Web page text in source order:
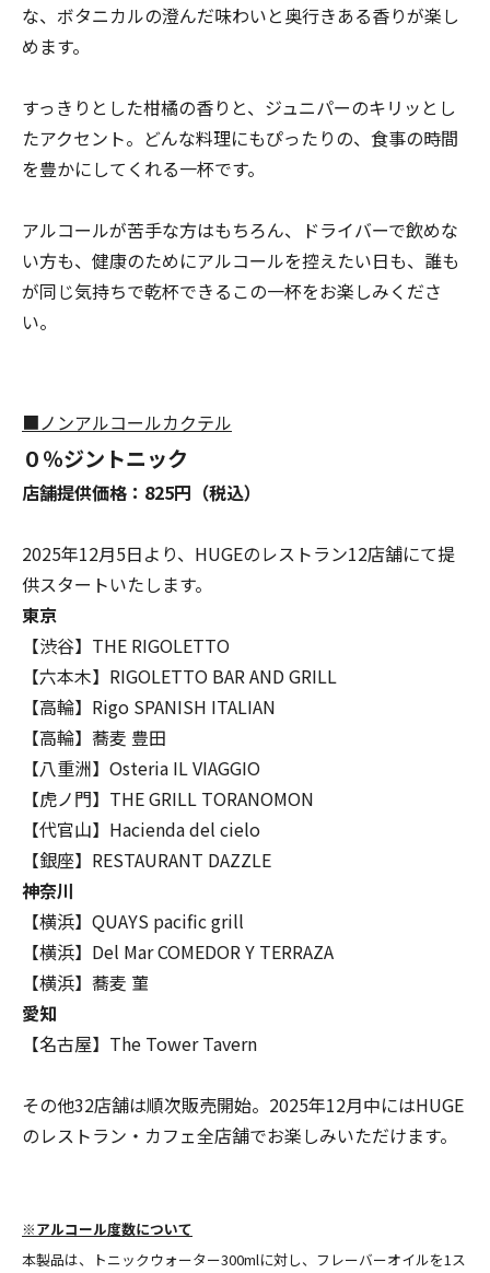
な、ボタニカルの澄んだ味わいと奥行きある香りが楽し
めます。
すっきりとした柑橘の香りと、ジュニパーのキリッとし
たアクセント。どんな料理にもぴったりの、食事の時間
を豊かにしてくれる一杯です。
アルコールが苦手な方はもちろん、ドライバーで飲めな
い方も、健康のためにアルコールを控えたい日も、誰も
が同じ気持ちで乾杯できるこの一杯をお楽しみくださ
い。
■ノンアルコールカクテル
０％ジントニック
店舗提供価格：825円（税込）
2025年12月5日より、HUGEのレストラン12店舗にて提
供スタートいたします。
東京
【渋谷】THE RIGOLETTO
【六本木】RIGOLETTO BAR AND GRILL
【高輪】Rigo SPANISH ITALIAN
【高輪】蕎麦 豊田
【八重洲】Osteria IL VIAGGIO
【虎ノ門】THE GRILL TORANOMON
【代官山】Hacienda del cielo
【銀座】RESTAURANT DAZZLE
神奈川
【横浜】QUAYS pacific grill
【横浜】Del Mar COMEDOR Y TERRAZA
【横浜】蕎麦 菫
愛知
【名古屋】The Tower Tavern
その他32店舗は順次販売開始。2025年12月中にはHUGE
のレストラン・カフェ全店舗でお楽しみいただけます。
※アルコール度数について
本製品は、トニックウォーター300mlに対し、フレーバーオイルを1ス